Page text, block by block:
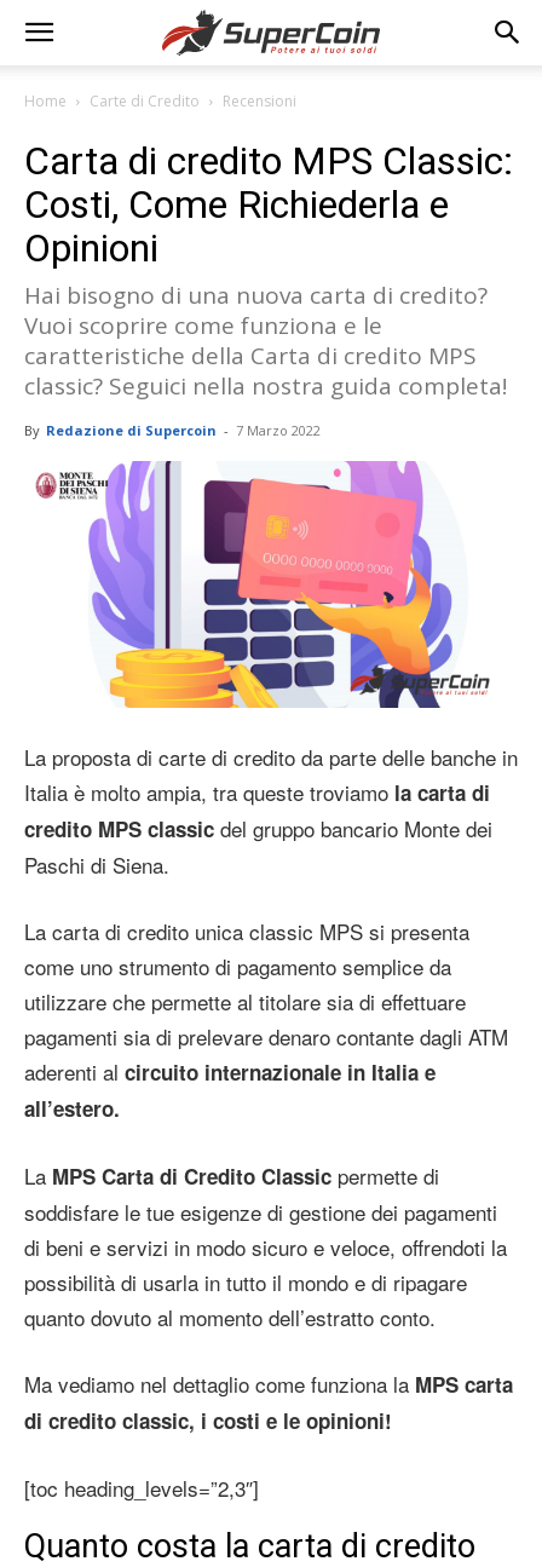
Home Carte di Credito Recensioni
Carta di credito MPS Classic:
Costi, Come Richiederla e
Opinioni
Hai bisogno di una nuova carta di credito?
Vuoi scoprire come funziona e le
caratteristiche della Carta di credito MPS
classic? Seguici nella nostra guida completa!
By Redazione di Supercoin - 7 Marzo 2022
La proposta di carte di credito da parte delle banche in
Italia è molto ampia, tra queste troviamo la carta di
credito MPS classic del gruppo bancario Monte dei
Paschi di Siena.
La carta di credito unica classic MPS si presenta
come uno strumento di pagamento semplice da
utilizzare che permette al titolare sia di effettuare
pagamenti sia di prelevare denaro contante dagli ATM
aderenti al circuito internazionale in Italia e
all’estero.
La MPS Carta di Credito Classic permette di
soddisfare le tue esigenze di gestione dei pagamenti
di beni e servizi in modo sicuro e veloce, offrendoti la
possibilità di usarla in tutto il mondo e di ripagare
quanto dovuto al momento dell’estratto conto.
Ma vediamo nel dettaglio come funziona la MPS carta
di credito classic, i costi e le opinioni!
[toc heading_levels=”2,3″]
Quanto costa la carta di credito